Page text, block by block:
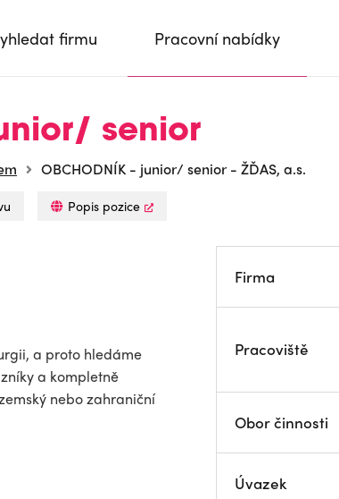
firmu Pracovní nabídky
senior
OBCHODNÍK - junior/ senior - ŽĎAS, a.s.
Popis pozice
a proto hledáme
a kompletně
nebo zahraniční
Firma
Pracoviště
Obor činnosti
Úvazek